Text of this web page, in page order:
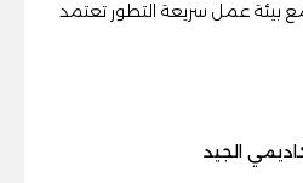
بيئة عمل سريعة التطور تعتمد
الجيد